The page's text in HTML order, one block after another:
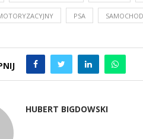
PSA
HUBERT BIGDOWSKI